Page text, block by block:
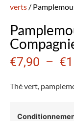
verts /
€7,90 – €
Thé vert,